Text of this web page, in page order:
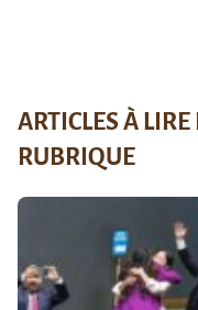
ARTICLES À
RUBRIQUE